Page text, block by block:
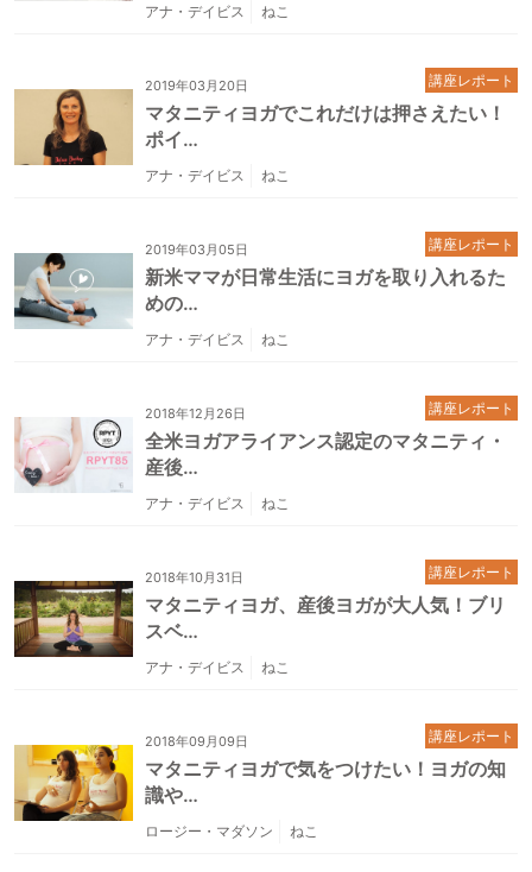
アナ・デイビス ねこ
2019年03月20日
マタニティヨガでこれだけは押さえたい！
ポイ…
アナ・デイビス ねこ
講座レポート
2019年03月05日
新米ママが日常生活にヨガを取り入れるた
めの…
アナ・デイビス ねこ
講座レポート
2018年12月26日
全米ヨガアライアンス認定のマタニティ・
産後…
アナ・デイビス ねこ
講座レポート
2018年10月31日
マタニティヨガ、産後ヨガが大人気！ブリ
スベ…
アナ・デイビス ねこ
講座レポート
2018年09月09日
マタニティヨガで気をつけたい！ヨガの知
識や…
ロージー・マダソン ねこ
講座レポート